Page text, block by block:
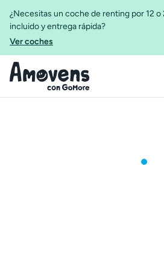
¿Necesitas un coche de renting por 12
incluido y entrega rápida?
Ver coches